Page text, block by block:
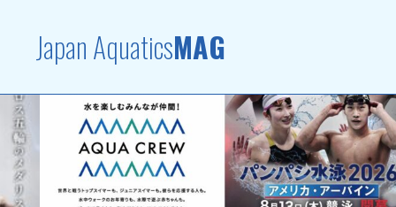
Japan AquaticsMAG